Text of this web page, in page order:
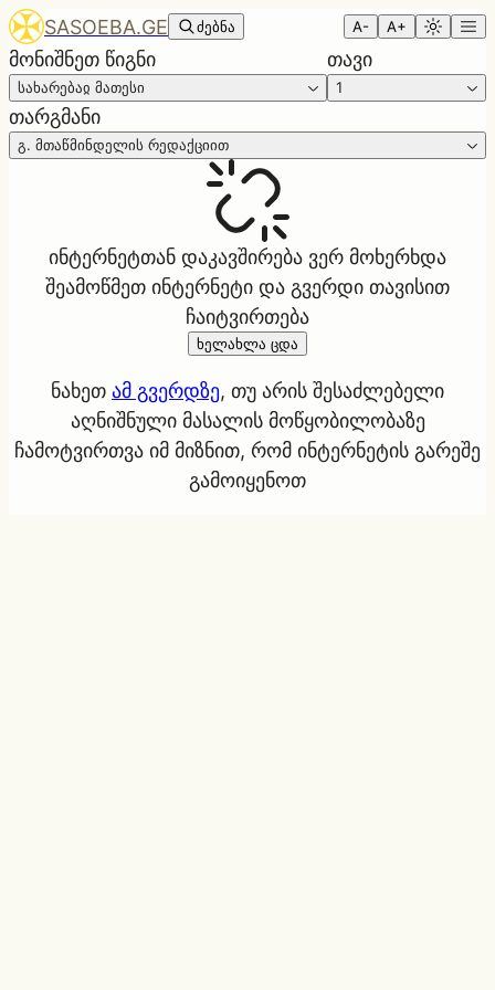
SASOEBA.GE ძებნა A- A+
მონიშნეთ წიგნი
სახარებაჲ მათესი
თავი
1
თარგმანი
გ. მთაწმინდელის რედაქციით
ინტერნეტთან დაკავშირება ვერ მოხერხდა
შეამოწმეთ ინტერნეტი და გვერდი თავისით
ჩაიტვირთება
ხელახლა ცდა
ნახეთ ამ გვერდზე, თუ არის შესაძლებელი
აღნიშნული მასალის მოწყობილობაზე
ჩამოტვირთვა იმ მიზნით, რომ ინტერნეტის გარეშე
გამოიყენოთ